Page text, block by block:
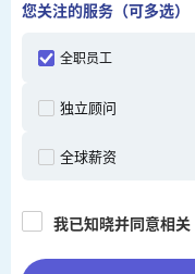
您关注的服务（可多选）
全职员工
独立顾问
全球薪资
我已知晓并同意相关